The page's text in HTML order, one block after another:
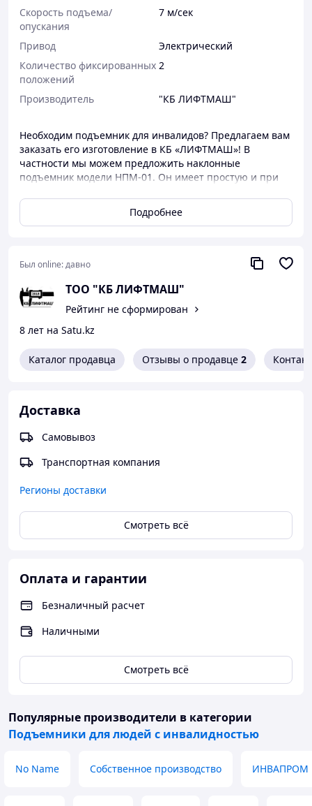
Скорость подъема/
опускания
7 м/сек
Привод
Электрический
Количество фиксированных
положений
2
Производитель "КБ ЛИФТМАШ"
Необходим подъемник для инвалидов? Предлагаем вам
заказать его изготовление в КБ «ЛИФТМАШ»! В
частности мы можем предложить наклонные
подъемник модели НПМ-01. Он имеет простую и при
качественных материалов, долговечный.
Важные особенности подъемника
требованиям и нормам.
Размер может быть различный (по
Цветовое решение вы выбираете
Почему именно КБ «ЛИФТМАШ»?
Подробнее
Был online:давно
ТОО "КБ ЛИФТМАШ"
Рейтинг не сформирован
8 лет на Satu.kz
Каталог продавца Отзывы о продавце 2
Доставка
Самовывоз
Транспортная компания
Регионы доставки
Смотреть всё
Оплата и гарантии
Безналичный расчет
Наличными
Смотреть всё
Популярные производители в категории
Подъемники для людей с инвалидностью
No Name Собственное производство ИНВАПРОМ